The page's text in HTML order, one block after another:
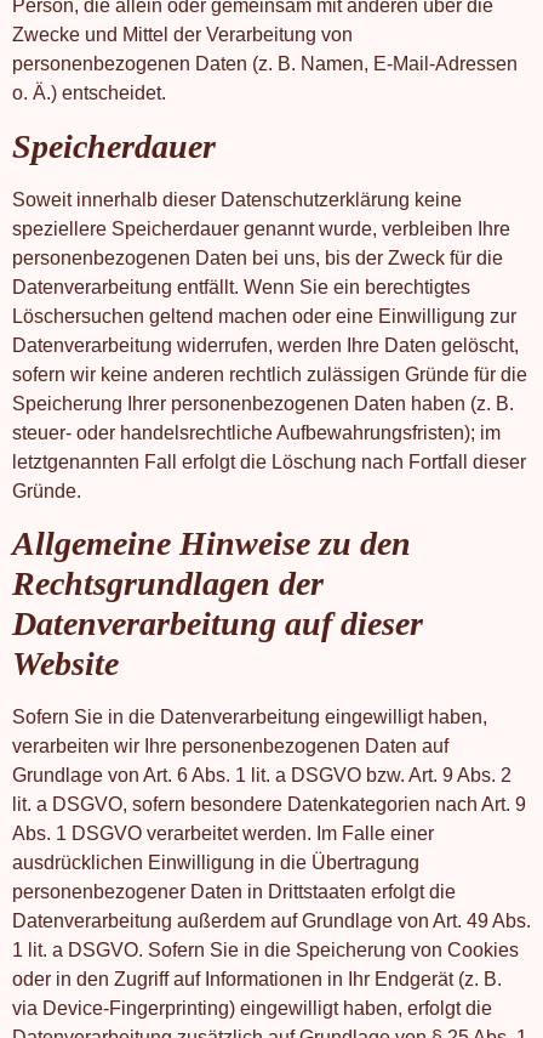
Person, die allein oder gemeinsam mit anderen über die
Zwecke und Mittel der Verarbeitung von
personenbezogenen Daten (z. B. Namen, E-Mail-Adressen
o. Ä.) entscheidet.
Speicherdauer
Soweit innerhalb dieser Datenschutzerklärung keine
speziellere Speicherdauer genannt wurde, verbleiben Ihre
personenbezogenen Daten bei uns, bis der Zweck für die
Datenverarbeitung entfällt. Wenn Sie ein berechtigtes
Löschersuchen geltend machen oder eine Einwilligung zur
Datenverarbeitung widerrufen, werden Ihre Daten gelöscht,
sofern wir keine anderen rechtlich zulässigen Gründe für die
Speicherung Ihrer personenbezogenen Daten haben (z. B.
steuer- oder handelsrechtliche Aufbewahrungsfristen); im
letztgenannten Fall erfolgt die Löschung nach Fortfall dieser
Gründe.
Allgemeine Hinweise zu den
Rechtsgrundlagen der
Datenverarbeitung auf dieser
Website
Sofern Sie in die Datenverarbeitung eingewilligt haben,
verarbeiten wir Ihre personenbezogenen Daten auf
Grundlage von Art. 6 Abs. 1 lit. a DSGVO bzw. Art. 9 Abs. 2
lit. a DSGVO, sofern besondere Datenkategorien nach Art. 9
Abs. 1 DSGVO verarbeitet werden. Im Falle einer
ausdrücklichen Einwilligung in die Übertragung
personenbezogener Daten in Drittstaaten erfolgt die
Datenverarbeitung außerdem auf Grundlage von Art. 49 Abs.
1 lit. a DSGVO. Sofern Sie in die Speicherung von Cookies
oder in den Zugriff auf Informationen in Ihr Endgerät (z. B.
via Device-Fingerprinting) eingewilligt haben, erfolgt die